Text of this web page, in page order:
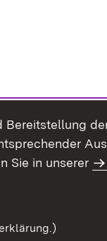
Sie in unserer